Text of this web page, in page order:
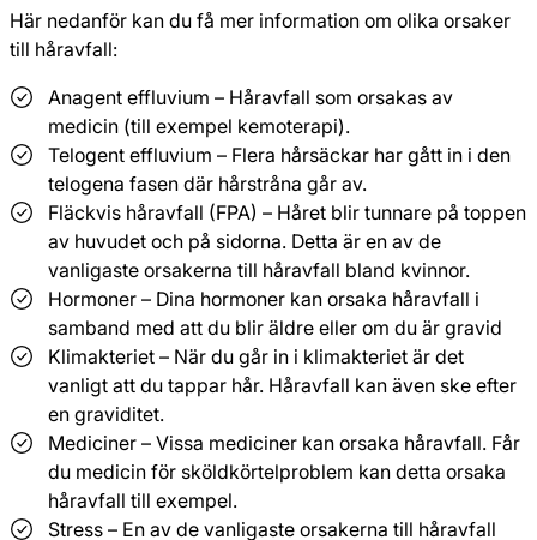
Här nedanför kan du få mer information om olika orsaker
till håravfall:
Anagent effluvium – Håravfall som orsakas av
medicin (till exempel kemoterapi).
Telogent effluvium – Flera hårsäckar har gått in i den
telogena fasen där hårstråna går av.
Fläckvis håravfall (FPA) – Håret blir tunnare på toppen
av huvudet och på sidorna. Detta är en av de
vanligaste orsakerna till håravfall bland kvinnor.
Hormoner – Dina hormoner kan orsaka håravfall i
samband med att du blir äldre eller om du är gravid
Klimakteriet – När du går in i klimakteriet är det
vanligt att du tappar hår. Håravfall kan även ske efter
en graviditet.
Mediciner – Vissa mediciner kan orsaka håravfall. Får
du medicin för sköldkörtelproblem kan detta orsaka
håravfall till exempel.
Stress – En av de vanligaste orsakerna till håravfall